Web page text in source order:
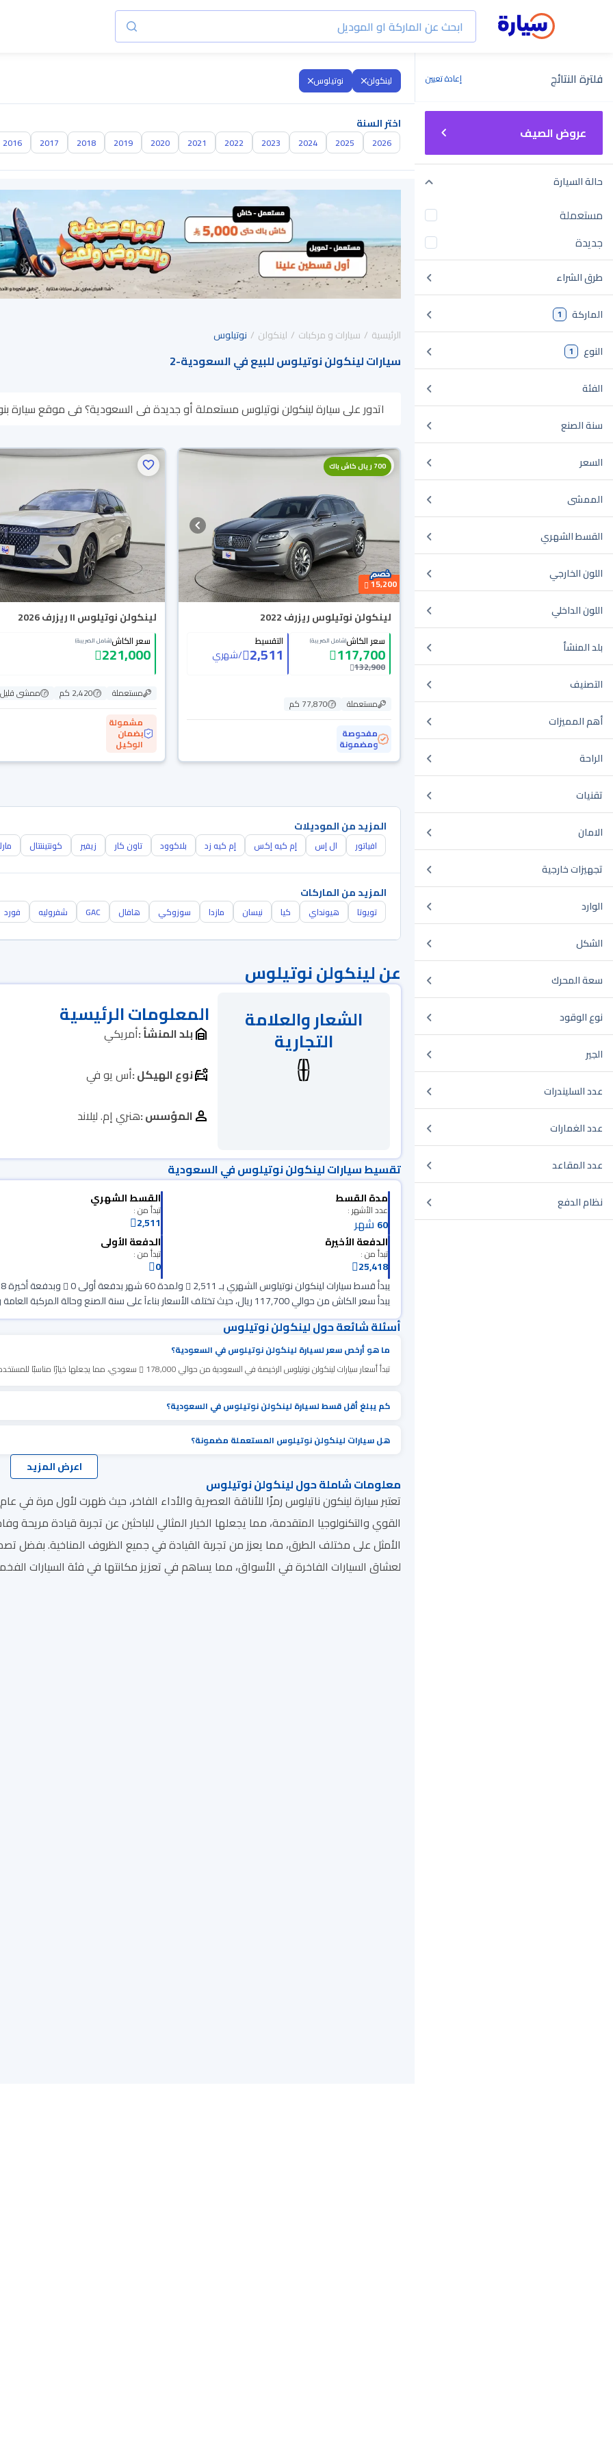
فلترة النتائج إعادة تعيين
عروض الصيف
حالة السيارة
مستعملة
جديدة
طرق الشراء
الماركة 1
النوع 1
الفئة
سنة الصنع
السعر
الممشى
القسط الشهري
اللون الخارجي
اللون الداخلي
بلد المنشأ
التصنيف
أهم المميزات
الراحة
تقنيات
الامان
تجهيزات خارجية
الوارد
الشكل
سعة المحرك
نوع الوقود
الجير
عدد السليندرات
عدد الغمارات
عدد المقاعد
نظام الدفع
لينكولن نوتيلوس
اختر السنة
2026
2025
2024
2023
2022
2021
2020
2019
2018
2017
2016
الرئيسية سيارات و مركبات لينكولن نوتيلوس
سيارات لينكولن نوتيلوس للبيع في السعودية-
2
اتدور على سيارة لينكولن نوتيلوس مستعملة أو جديدة في السعودية؟ في موقع سيارة
وبتوصلك لين باب بيتك.
700 ريال كاش باك
15,200
لينكولن نوتيلوس ريزرف 2022
سعر الكاش(شامل الضريبة)
117,700
132,900
التقسيط
2,511
/شهري
مستعملة
77,870 كم
مفحوصة
ومضمونة
لينكولن نوتيلوس II ريزرف 2026
سعر الكاش(شامل الضريبة)
221,000
مستعملة 2,420 كم
ممشى قليل
مشمولة
بضمان
الوكيل
المزيد من الموديلات
افياتور ال إس إم كيه إكس إم كيه زد بلاكوود تاون كار زيفير كونتيننتال
المزيد من الماركات
تويوتا هيونداي كيا نيسان مازدا سوزوكي هافال GAC شفروليه فورد
عن لينكولن نوتيلوس
الشعار والعلامة
التجارية
المعلومات الرئيسية
بلد المنشأ :أمريكي
نوع الهيكل :أس يو في
المؤسس :هنري إم. ليلاند
تقسيط سيارات لينكولن نوتيلوس في السعودية
مدة القسط
عدد الأشهر :
60 شهر
القسط الشهري
تبدأ من :
2,511
الدفعة الأخيرة
تبدأ من :
25,418
الدفعة الأولى
تبدأ من :
0
يبدأ قسط سيارات لينكولن نوتيلوس الشهري بـ 2,511
ولمدة 60 شهر بدفعة أولى 0
يبدأ سعر الكاش من حوالي 117,700 ريال، حيث تختلف الأسعار بناءآ على سنة الصنع وحالة المركبة العامة والفئة المختارة.
أسئلة شائعة حول لينكولن نوتيلوس
ما هو أرخص سعر لسيارة لينكولن نوتيلوس في السعودية؟
تبدأ أسعار سيارات لينكولن نوتيلوس الرخيصة في السعودية من حوالي 178,000
سعودي، مما يجعلها خيارًا مناسبًا
كم يبلغ أقل قسط لسيارة لينكولن نوتيلوس في السعودية؟
هل سيارات لينكولن نوتيلوس المستعملة مضمونة؟
اعرض المزيد
معلومات شاملة حول لينكولن نوتيلوس
القوي والتكنولوجيا المتقدمة، مما يجعلها الخيار المثالي للباحثين عن تجربة قيادة مريحة
الأمثل على مختلف الطرق، مما يعزز من تجربة القيادة في جميع الظروف المناخية. بفضل
لعشاق السيارات الفاخرة في الأسواق، مما يساهم في تعزيز مكانتها في فئة السيارات